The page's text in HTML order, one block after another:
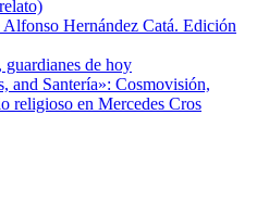
Hernández Catá. Edición
guardianes de hoy
and Santería»: Cosmovisión,
religioso en Mercedes Cros